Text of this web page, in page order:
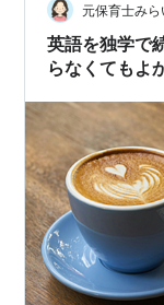
元保育士み
英語を独学で
らなくてもよ